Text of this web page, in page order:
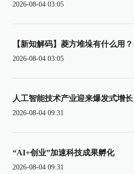
2026-08-04 03:05
【新知解码】菱方堆垛有什么用？
2026-08-04 03:05
人工智能技术产业迎来爆发式增长
2026-08-04 09:31
“AI+创业”加速科技成果孵化
2026-08-04 09:31